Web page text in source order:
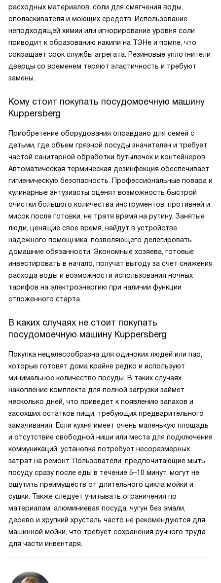
расходных материалов: соли для смягчения воды,
ополаскивателя и моющих средств. Использование
неподходящей химии или игнорирование уровня соли
приводит к образованию накипи на ТЭНе и помпе, что
сокращает срок службы агрегата. Резиновые уплотнители
дверцы со временем теряют эластичность и требуют
замены.
Кому стоит покупать посудомоечную машину
Kuppersberg
Приобретение оборудования оправдано для семей с
детьми, где объем грязной посуды значителен и требует
частой санитарной обработки бутылочек и контейнеров.
Автоматическая термическая дезинфекция обеспечивает
гигиеническую безопасность. Профессиональные повара и
кулинарные энтузиасты оценят возможность быстрой
очистки большого количества инструментов, противней и
мисок после готовки, не тратя время на рутину. Занятые
люди, ценящие свое время, найдут в устройстве
надежного помощника, позволяющего делегировать
домашние обязанности. Экономные хозяева, готовые
инвестировать в начало, получат выгоду за счет снижения
расхода воды и возможности использования ночных
тарифов на электроэнергию при наличии функции
отложенного старта.
В каких случаях не стоит покупать
посудомоечную машину Kuppersberg
Покупка нецелесообразна для одиноких людей или пар,
которые готовят дома крайне редко и используют
минимальное количество посуды. В таких случаях
накопление комплекта для полной загрузки займет
несколько дней, что приведет к появлению запахов и
засохших остатков пищи, требующих предварительного
замачивания. Если кухня имеет очень маленькую площадь
и отсутствие свободной ниши или места для подключения
коммуникаций, установка потребует несоразмерных
затрат на ремонт. Пользователи, предпочитающие мыть
посуду сразу после еды в течение 5–10 минут, могут не
ощутить преимуществ от длительного цикла мойки и
сушки. Также следует учитывать ограничения по
материалам: алюминиевая посуда, чугун без эмали,
дерево и хрупкий хрусталь часто не рекомендуются для
машинной мойки, что требует сохранения ручного труда
для части инвентаря.